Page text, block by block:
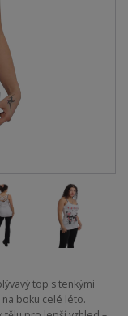
top s tenkými
boku celé léto.